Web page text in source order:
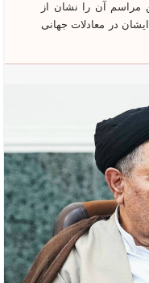
مراسم آن را نشان از
در معادلات جهانی